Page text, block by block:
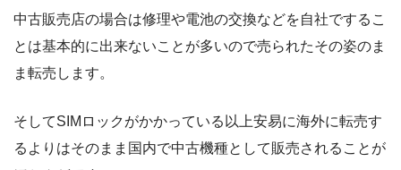
中古販売店の場合は修理や電池の交換などを自社でするこ
とは基本的に出来ないことが多いので売られたその姿のま
ま転売します。
そしてSIMロックがかかっている以上安易に海外に転売す
るよりはそのまま国内で中古機種として販売されることが